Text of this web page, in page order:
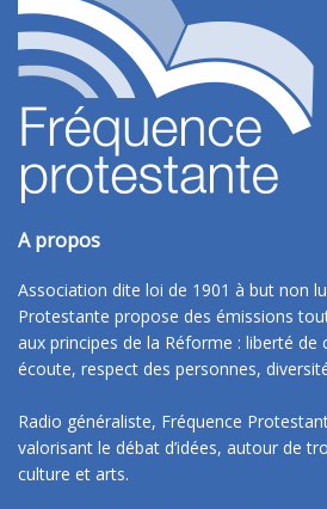
A propos
Association dite loi de 1901 à but non
Protestante propose des émissions
aux principes de la Réforme : liberté de
écoute, respect des personnes,
Radio généraliste, Fréquence
valorisant le débat d’idées, autour de
culture et arts.